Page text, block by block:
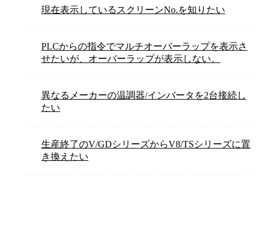
現在表示しているスクリーンNo.を知りたい
PLCからの指令でマルチオーバーラップを表示さ
せたいが、オーバーラップが表示しない。
異なるメーカーの温調器/インバータを2台接続し
たい
生産終了のV/GDシリーズからV8/TSシリーズに置
き換えたい